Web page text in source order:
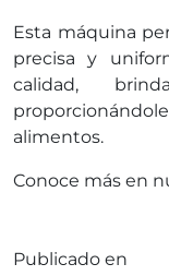
Esta máquina
precisa y
calidad,
alimentos.
Conoce más en
Publicado en